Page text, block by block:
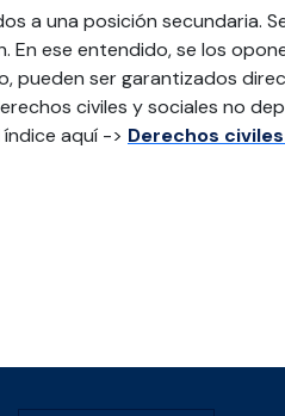
a una posición secundaria.
ese entendido, se los
pueden ser garantizados
civiles y sociales no
aquí -> Derechos